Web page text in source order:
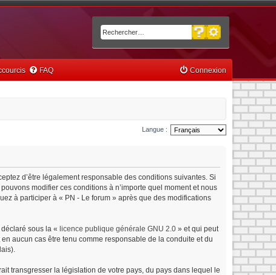
Rechercher
Recherche avancée
FAQ Connexion
Langue :
d’être légalement responsable des conditions suivantes. Si
modifier ces conditions à n’importe quel moment et nous
à participer à « PN - Le forum » après que des modifications
sous la « licence publique générale GNU 2.0 » et qui peut
aucun cas être tenu comme responsable de la conduite et du
transgresser la législation de votre pays, du pays dans lequel le